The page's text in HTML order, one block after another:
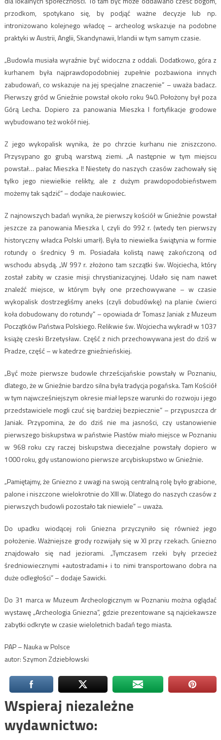
przodkom, spotykano się, by podjąć ważne decyzje lub np.
intronizowano kolejnego władcę – archeolog wskazuje na podobne
praktyki w Austrii, Anglii, Skandynawii, Irlandii w tym samym czasie.
„Budowla musiała wyraźnie być widoczna z oddali. Dodatkowo, góra z
kurhanem była najprawdopodobniej zupełnie pozbawiona innych
zabudowań, co wskazuje na jej specjalne znaczenie” – uważa badacz.
Pierwszy gród w Gnieźnie powstał około roku 940. Położony był poza
Górą Lecha. Dopiero za panowania Mieszka I fortyfikacje grodowe
wybudowano też wokół niej.
Z jego wykopalisk wynika, że po chrzcie kurhanu nie zniszczono.
Przysypano go grubą warstwą ziemi. „A następnie w tym miejscu
powstał… pałac Mieszka I! Niestety do naszych czasów zachowały się
tylko jego niewielkie relikty, ale z dużym prawdopodobieństwem
możemy tak sądzić” – dodaje naukowiec.
Z najnowszych badań wynika, że pierwszy kościół w Gnieźnie powstał
jeszcze za panowania Mieszka I, czyli do 992 r. (wtedy ten pierwszy
historyczny władca Polski umarł). Była to niewielka świątynia w formie
rotundy o średnicy 9 m. Posiadała kolistą nawę zakończoną od
wschodu absydą. „W 997 r. złożono tam szczątki św. Wojciecha, który
został zabity w czasie misji chrystianizacyjnej. Udało się nam nawet
znaleźć miejsce, w którym były one przechowywane – w czasie
wykopalisk dostrzegliśmy aneks (czyli dobudówkę) na planie ćwierci
koła dobudowany do rotundy” – opowiada dr Tomasz Janiak z Muzeum
Początków Państwa Polskiego. Relikwie św. Wojciecha wykradł w 1037
książę czeski Brzetysław. Część z nich przechowywana jest do dziś w
Pradze, część – w katedrze gnieźnieńskiej.
„Być może pierwsze budowle chrześcijańskie powstały w Poznaniu,
dlatego, że w Gnieźnie bardzo silna była tradycja pogańska. Tam Kościół
w tym najwcześniejszym okresie miał lepsze warunki do rozwoju i jego
przedstawiciele mogli czuć się bardziej bezpiecznie” – przypuszcza dr
Janiak. Przypomina, że do dziś nie ma jasności, czy ustanowienie
pierwszego biskupstwa w państwie Piastów miało miejsce w Poznaniu
w 968 roku czy raczej biskupstwa diecezjalne powstały dopiero w
1000 roku, gdy ustanowiono pierwsze arcybiskupstwo w Gnieźnie.
„Pamiętajmy, że Gniezno z uwagi na swoją centralną rolę było grabione,
palone i niszczone wielokrotnie do XIII w. Dlatego do naszych czasów z
pierwszych budowli pozostało tak niewiele” – uważa.
Do upadku wiodącej roli Gniezna przyczyniło się również jego
położenie. Ważniejsze grody rozwijały się w XI przy rzekach. Gniezno
znajdowało się nad jeziorami. „Tymczasem rzeki były przecież
średniowiecznymi +autostradami+ i to nimi transportowano dobra na
duże odległości” – dodaje Sawicki.
Do 31 marca w Muzeum Archeologicznym w Poznaniu można oglądać
wystawę „Archeologia Gniezna”, gdzie prezentowane są najciekawsze
zabytki odkryte w czasie wieloletnich badań tego miasta.
PAP – Nauka w Polsce
autor: Szymon Zdziebłowski
Wspieraj niezależne
wydawnictwo: